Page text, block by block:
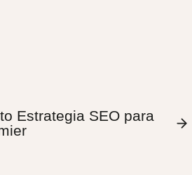
Estrategia SEO para